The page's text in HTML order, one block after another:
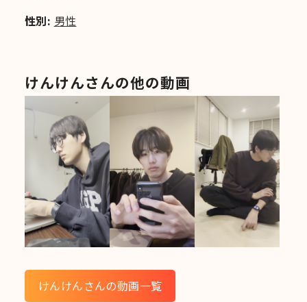
性別: 男性
けんけんさんの他の動画
けんけんさんの動画一覧